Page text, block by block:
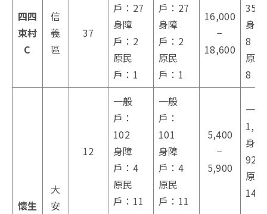
四四
東村
C
信
義
區
37
戶：27
身障
戶：2
原民
戶：1
戶：27
身障
戶：2
原民
戶：1
16,000
−
18,600
35
身
8
原
8
懷生
大
安
12
一般
戶：
102
身障
戶：4
原民
戶：11
一般
戶：
101
身障
戶：4
原民
戶：11
5,400
−
5,900
一
身
92
原
14